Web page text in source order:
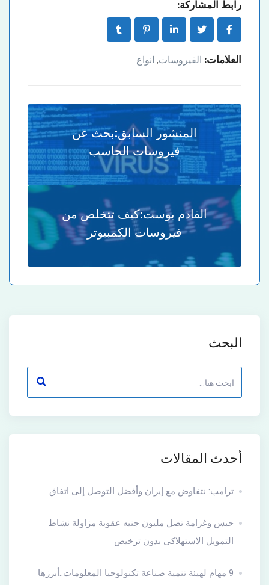
رابط المشاركة:
العلامات: الفيروسات, انواع
المنشور السابق:بحث عن
فيروسات الحاسب
القادم بوست:كيف تتخلص من
فيروسات الكمبيوتر
البحث
أحدث المقالات
ترامب: نتفاوض مع إيران وأفضل التوصل إلى اتفاق
حبس وغرامة تصل مليون جنيه عقوبة مزاولة نشاط
التمويل الاستهلاكى بدون ترخيص
9 مهام لهيئة تنمية صناعة تكنولوجيا المعلومات..أبرزها